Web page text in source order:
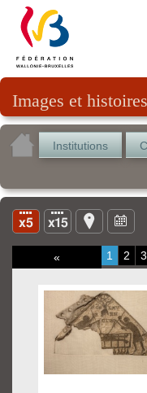
Images et
Institutions
« 1 2 3